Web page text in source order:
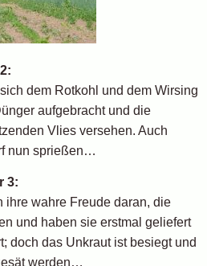
dem Rotkohl und dem Wirsing
aufgebracht und die
Vlies versehen. Auch
nun sprießen…
3:
ihre wahre Freude daran, die
und haben sie erstmal geliefert
doch das Unkraut ist besiegt und
werden…